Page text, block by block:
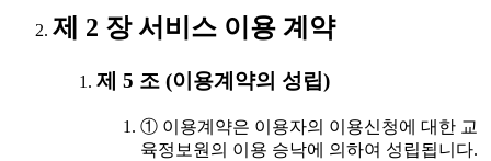
제 2 장 서비스 이용 계약
제 5 조 (이용계약의 성립)
① 이용계약은 이용자의 이용신청에 대한 교
육정보원의 이용 승낙에 의하여 성립됩니다.